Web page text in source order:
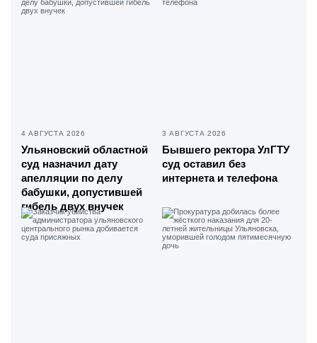
4 АВГУСТА 2026
Ульяновский областной
суд назначил дату
апелляции по делу
бабушки, допустившей
гибель двух внучек
3 АВГУСТА 2026
Бывшего ректора УлГТУ
суд оставил без
интернета и телефона